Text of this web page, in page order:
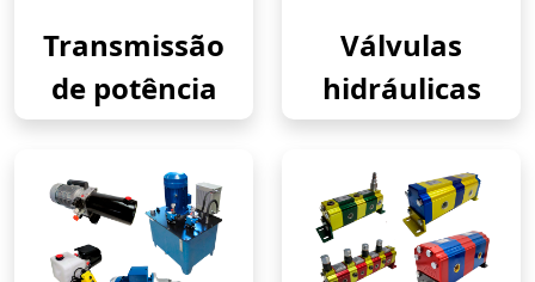
Transmissão
de potência
Válvulas
hidráulicas